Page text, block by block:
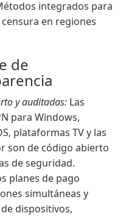
integrados para
en regiones
de
y auditadas: Las
para Windows,
plataformas TV y las
son de código abierto
de seguridad.
planes de pago
simultáneas y
dispositivos,